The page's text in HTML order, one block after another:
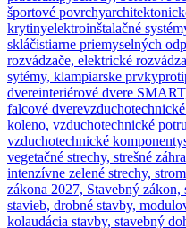
športové povrchy
krytinyelektroinštalačné
skláčistiarne priemyselných
rozvádzače, elektrické
sytémy, klampiarske prvky
dvereinteriérové dvere
falcové dvere
koleno, vzduchotechnické
vzduchotechnické komponenty
vegetačné strechy, strešné
intenzívne zelené strechy,
zákona 2027, Stavebný
stavieb, drobné stavby,
kolaudácia stavby, stavebný